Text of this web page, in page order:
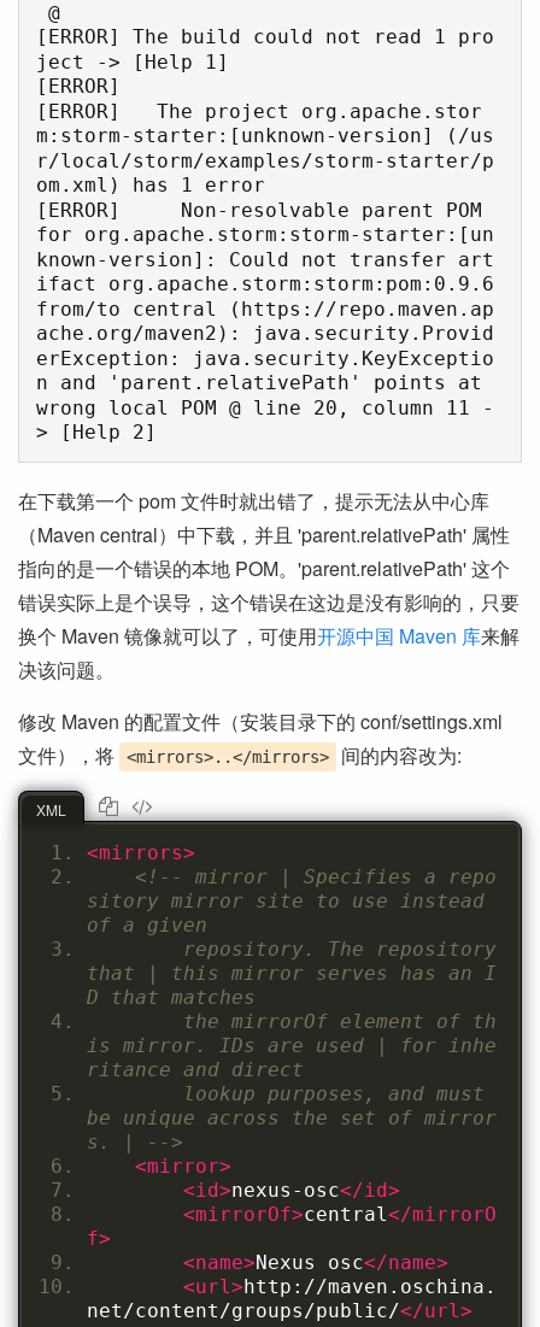
[ERROR] The build could not read 1 pro
ject -> [Help 1]
[ERROR]
[ERROR]   The project org.apache.stor
m:storm-starter:[unknown-version] (/us
r/local/storm/examples/storm-starter/p
om.xml) has 1 error
[ERROR]     Non-resolvable parent POM
for org.apache.storm:storm-starter:[un
known-version]: Could not transfer art
ifact org.apache.storm:storm:pom:0.9.6
from/to central (https://repo.maven.ap
ache.org/maven2): java.security.Provid
erException: java.security.KeyExceptio
n and 'parent.relativePath' points at
wrong local POM @ line 20, column 11 -
在下载第一个 pom 文件时就出错了，提示无法从中心库
（Maven central）中下载，并且 'parent.relativePath' 属性
指向的是一个错误的本地 POM。'parent.relativePath' 这个
错误实际上是个误导，这个错误在这边是没有影响的，只要
换个 Maven 镜像就可以了，可使用开源中国 Maven 库来解
决该问题。
修改 Maven 的配置文件（安装目录下的 conf/settings.xml
文件），将
<mirrors>..</mirrors> 间的内容改为:
<mirrors>
<!-- mirror | Specifies a repo
sitory mirror site to use instead
of a given
that | this mirror serves has an I
D that matches
is mirror. IDs are used | for inhe
ritance and direct
be unique across the set of mirror
s. | -->
<mirror>
<id>nexus-osc</id>
<mirrorOf>central</mirrorO
f>
<name>Nexus osc</name>
<url>http://maven.oschina.
net/content/groups/public/</url>
XML